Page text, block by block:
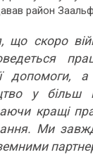
район
що скоро
допомоги,
у більш
кращі
Ми